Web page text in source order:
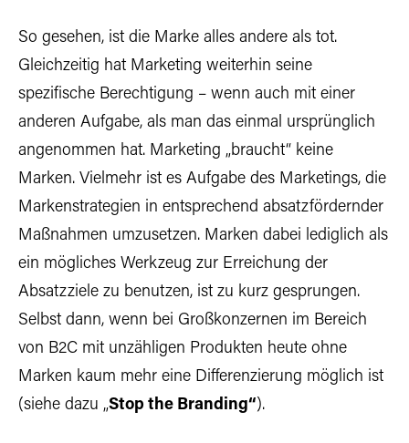
So gesehen, ist die Marke alles andere als tot.
Gleichzeitig hat Marketing weiterhin seine
spezifische Berechtigung – wenn auch mit einer
anderen Aufgabe, als man das einmal ursprünglich
angenommen hat. Marketing „braucht“ keine
Marken. Vielmehr ist es Aufgabe des Marketings, die
Markenstrategien in entsprechend absatzfördernder
Maßnahmen umzusetzen. Marken dabei lediglich als
ein mögliches Werkzeug zur Erreichung der
Absatzziele zu benutzen, ist zu kurz gesprungen.
Selbst dann, wenn bei Großkonzernen im Bereich
von B2C mit unzähligen Produkten heute ohne
Marken kaum mehr eine Differenzierung möglich ist
(siehe dazu „Stop the Branding“).